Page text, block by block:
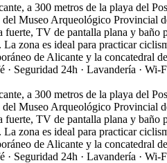
a 300 metros de la playa del
Museo Arqueológico
TV de pantalla plana y
zona es ideal para practicar
de Alicante y la concatedral
· Seguridad 24h · Lavandería ·
a 300 metros de la playa del
Museo Arqueológico
TV de pantalla plana y
zona es ideal para practicar
de Alicante y la concatedral
· Seguridad 24h · Lavandería ·